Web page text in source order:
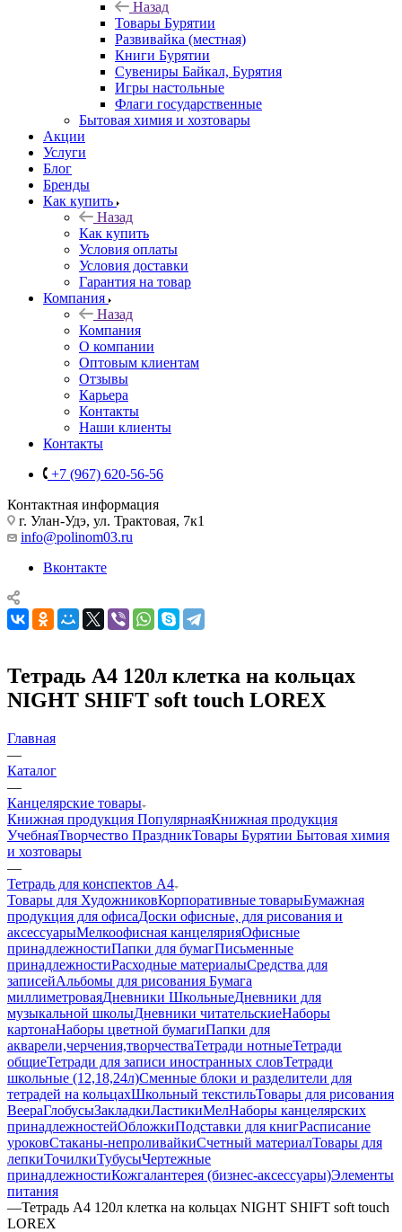
Назад
Товары Бурятии
Развивайка (местная)
Книги Бурятии
Сувениры Байкал, Бурятия
Игры настольные
Флаги государственные
Бытовая химия и хозтовары
Акции
Услуги
Блог
Бренды
Как купить
Назад
Как купить
Условия оплаты
Условия доставки
Гарантия на товар
Компания
Назад
Компания
О компании
Оптовым клиентам
Отзывы
Карьера
Контакты
Наши клиенты
Контакты
+7 (967) 620-56-56
Контактная информация
г. Улан-Удэ, ул. Трактовая, 7к1
info@polinom03.ru
Вконтакте
Тетрадь А4 120л клетка на кольцах
NIGHT SHIFT soft touch LOREX
Главная
—
Каталог
—
Канцелярские товары
Книжная продукция ПопулярнаяКнижная продукция
УчебнаяТворчество ПраздникТовары Бурятии Бытовая химия
и хозтовары
—
Тетрадь для конспектов А4
Товары для ХудожниковКорпоративные товарыБумажная
продукция для офисаДоски офисные, для рисования и
аксессуарыМелкоофисная канцелярияОфисные
принадлежностиПапки для бумагПисьменные
принадлежностиРасходные материалыСредства для
записейАльбомы для рисования Бумага
миллиметроваяДневники ШкольныеДневники для
музыкальной школыДневники читательскиеНаборы
картонаНаборы цветной бумагиПапки для
акварели,черчения,творчестваТетради нотныеТетради
общиеТетради для записи иностранных словТетради
школьные (12,18,24л)Сменные блоки и разделители для
тетрадей на кольцахШкольный текстильТовары для рисования
ВеераГлобусыЗакладкиЛастикиМелНаборы канцелярских
принадлежностейОбложкиПодставки для книгРасписание
уроковСтаканы-непроливайкиСчетный материалТовары для
лепкиТочилкиТубусыЧертежные
принадлежностиКожгалантерея (бизнес-аксессуары)Элементы
питания
—Тетрадь А4 120л клетка на кольцах NIGHT SHIFT soft touch
LOREX